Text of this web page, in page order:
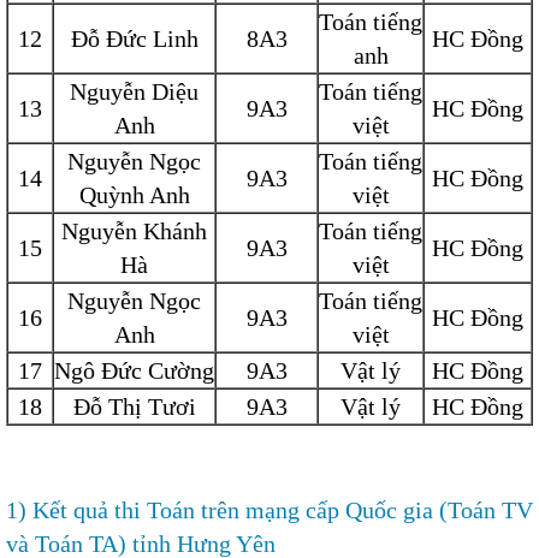
12 Đỗ Đức Linh 8A3
Toán tiếng
anh
HC Đồng
13
Nguyễn Diệu
Anh
9A3
Toán tiếng
việt
HC Đồng
14
Nguyễn Ngọc
Quỳnh Anh
9A3
Toán tiếng
việt
HC Đồng
15
Nguyễn Khánh
Hà
9A3
Toán tiếng
việt
HC Đồng
16
Nguyễn Ngọc
Anh
9A3
Toán tiếng
việt
HC Đồng
17 Ngô Đức Cường 9A3 Vật lý
HC Đồng
18
Đỗ Thị Tươi 9A3 Vật lý HC Đồng
1) Kết quả thi Toán trên mạng cấp Quốc gia (Toán TV
và Toán TA) tỉnh Hưng Yên